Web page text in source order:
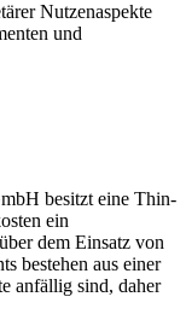
Nutzenaspekte
und
besitzt eine Thin-
ein
dem Einsatz von
bestehen aus einer
anfällig sind, daher